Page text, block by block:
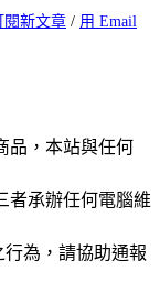
閱新文章 / 用 Email
品，本站與任何
者承辦任何電腦維
為，請協助通報